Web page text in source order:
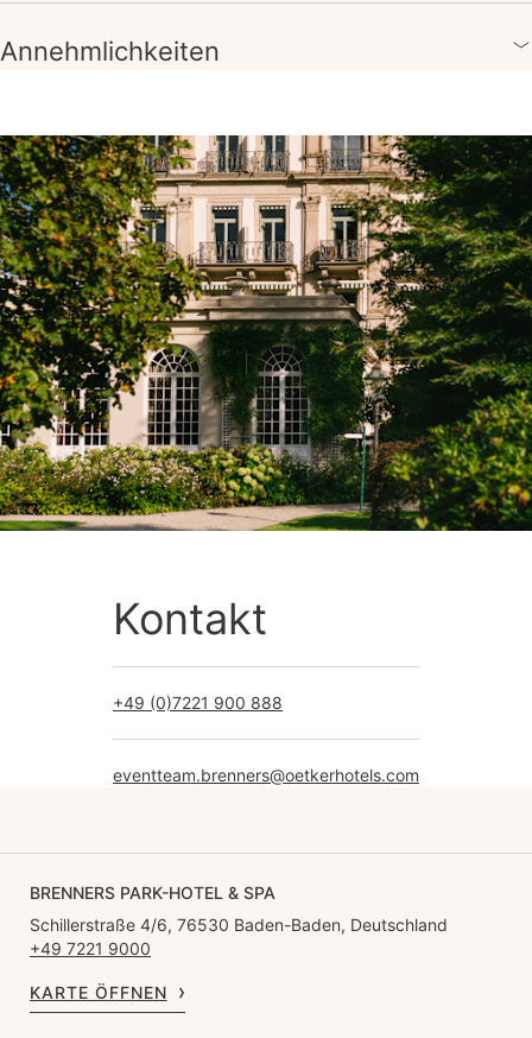
Annehmlichkeiten
Kontakt
+49 (0)7221 900 888
eventteam.brenners@oetkerhotels.com
BRENNERS PARK-HOTEL & SPA
Schillerstraße 4/6, 76530 Baden-Baden, Deutschland
+49 7221 9000
KARTE ÖFFNEN